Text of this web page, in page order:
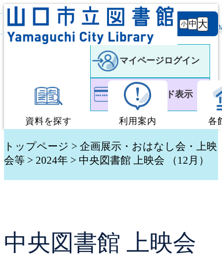
背景
白 黒
文字サ
イズ
小 中 大
マイページログイン
利用者カード表示
資料を探す
蔵書検索・予約
貸出ランキング
利用案内
図書館利用案内
学校図書館支援サー
各
トップページ > 企画展示・おはなし会・上映
会等 > 2024年 > 中央図書館 上映会 （12月）
中央図書館 上映会